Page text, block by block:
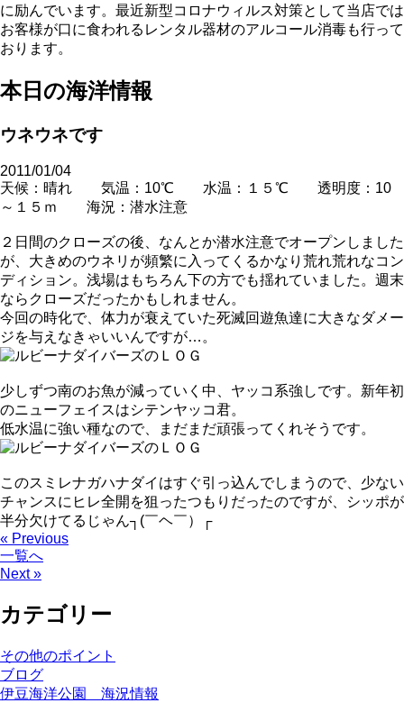
に励んでいます。最近新型コロナウィルス対策として当店では
お客様が口に食われるレンタル器材のアルコール消毒も行って
おります。
本日の海洋情報
ウネウネです
2011/01/04
天候：晴れ 気温：10℃ 水温：１５℃ 透明度：10
～１５ｍ 海況：潜水注意
２日間のクローズの後、なんとか潜水注意でオープンしました
が、大きめのウネリが頻繁に入ってくるかなり荒れ荒れなコン
ディション。浅場はもちろん下の方でも揺れていました。週末
ならクローズだったかもしれません。
今回の時化で、体力が衰えていた死滅回遊魚達に大きなダメー
ジを与えなきゃいいんですが…。
少しずつ南のお魚が減っていく中、ヤッコ系強しです。新年初
のニューフェイスはシテンヤッコ君。
低水温に強い種なので、まだまだ頑張ってくれそうです。
このスミレナガハナダイはすぐ引っ込んでしまうので、少ない
チャンスにヒレ全開を狙ったつもりだったのですが、シッポが
半分欠けてるじゃん┐(￣ヘ￣）┌
« Previous
一覧へ
Next »
カテゴリー
その他のポイント
ブログ
伊豆海洋公園 海況情報